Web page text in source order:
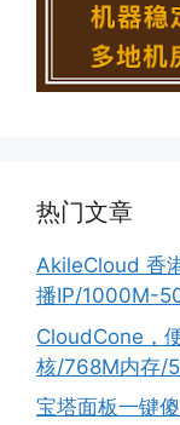
热门文章
AkileCloud 香
播IP/1000M-
CloudCone，
核/768M内存/
宝塔面板一键